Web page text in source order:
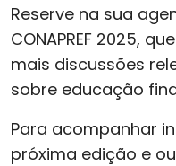
Reserve na sua
CONAPREF 2025,
mais discussões
sobre educação
Para acompanhar
próxima edição e